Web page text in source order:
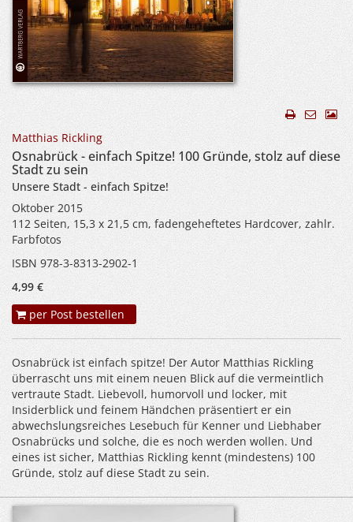
Matthias Rickling
Osnabrück - einfach Spitze! 100 Gründe, stolz auf diese
Stadt zu sein
Unsere Stadt - einfach Spitze!
Oktober 2015
112 Seiten, 15,3 x 21,5 cm, fadengeheftetes Hardcover, zahlr.
Farbfotos
ISBN 978-3-8313-2902-1
4,99 €
per Post bestellen
Osnabrück ist einfach spitze! Der Autor Matthias Rickling
überrascht uns mit einem neuen Blick auf die vermeintlich
vertraute Stadt. Liebevoll, humorvoll und locker, mit
Insiderblick und feinem Händchen präsentiert er ein
abwechslungsreiches Lesebuch für Kenner und Liebhaber
Osnabrücks und solche, die es noch werden wollen. Und
eines ist sicher, Matthias Rickling kennt (mindestens) 100
Gründe, stolz auf diese Stadt zu sein.